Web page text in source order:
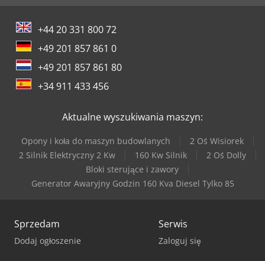
+44 20 331 800 72
+49 201 857 861 0
+49 201 857 861 80
+34 911 433 456
Aktualne wyszukiwania maszyn:
Opony i koła do maszyn budowlanych
2 Oś Wisiorek
2 Silnik Elektryczny 2 Kw
160 Kw Silnik
2 Oś Dolly
Bloki sterujące i zawory
Generator Awaryjny Godzin 160 Kva Diesel Tylko 85
Sprzedam
Dodaj ogłoszenie
Serwis
Zaloguj się